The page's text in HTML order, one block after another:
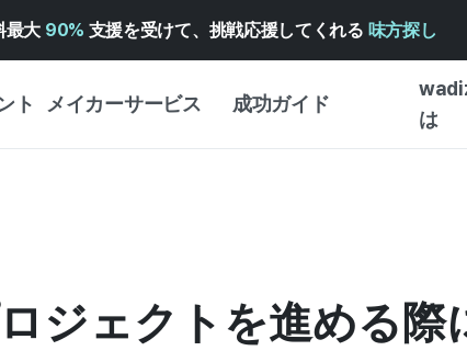
最大 90% 支援を受けて、挑戦応援してくれる 味方探し
ト メイカーサービス 成功ガイド
は
WADIZアワード ↗︎
成功ストーリー
創作型
ビジネス
ジェクトを進める際